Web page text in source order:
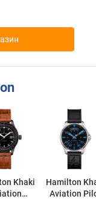
Khaki
Hamilton
Aviation